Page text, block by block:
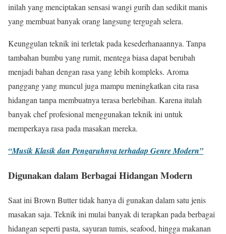
inilah yang menciptakan sensasi wangi gurih dan sedikit manis
yang membuat banyak orang langsung tergugah selera.
Keunggulan teknik ini terletak pada kesederhanaannya. Tanpa
tambahan bumbu yang rumit, mentega biasa dapat berubah
menjadi bahan dengan rasa yang lebih kompleks. Aroma
panggang yang muncul juga mampu meningkatkan cita rasa
hidangan tanpa membuatnya terasa berlebihan. Karena itulah
banyak chef profesional menggunakan teknik ini untuk
memperkaya rasa pada masakan mereka.
“Musik Klasik dan Pengaruhnya terhadap Genre Modern”
Digunakan dalam Berbagai Hidangan Modern
Saat ini Brown Butter tidak hanya di gunakan dalam satu jenis
masakan saja. Teknik ini mulai banyak di terapkan pada berbagai
hidangan seperti pasta, sayuran tumis, seafood, hingga makanan